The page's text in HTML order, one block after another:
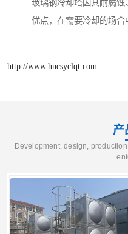
玻璃钢冷却塔因其耐腐
优点，在需要冷却的场合
http://www.hncsyclqt.com
产
Development, design,